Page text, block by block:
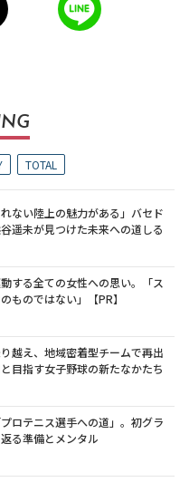
TOTAL
ない陸上の魅力がある」バセド
遥未が見つけた未来への道しる
する全ての女性への思い。「ス
ものではない」【PR】
越え、地域密着型チームで再出
目指す女子野球の新たなかたち
ロテニス選手への道」。初グラ
る準備とメンタル